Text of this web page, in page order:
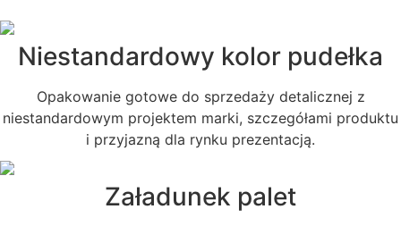
Niestandardowy kolor pudełka
Opakowanie gotowe do sprzedaży detalicznej z
niestandardowym projektem marki, szczegółami produktu
i przyjazną dla rynku prezentacją.
Załadunek palet